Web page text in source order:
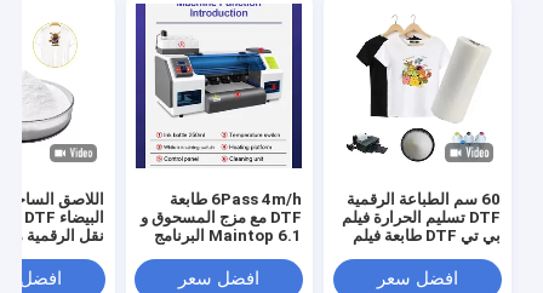
60 سم الطباعة الرقمية
DTF تسليم الحرارة فيلم
بي تي DTF طابعة فيلم
طباعة ورق بي تي
افضل سعر
6Pass 4m/h طابعة
DTF مع مزج المسحوق و
Maintop 6.1 البرنامج
افضل سعر
اللاصق الساخن
نقل الرقمية
الأقمشةافضل